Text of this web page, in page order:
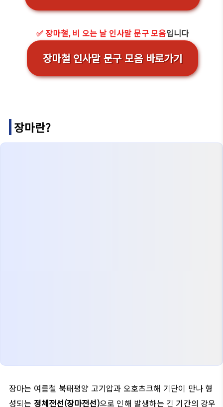
✅ 장마철, 비 오는 날 인사말 문구 모음입니다
장마철 인사말 문구 모음 바로가기
장마란?
장마는 여름철 북태평양 고기압과 오호츠크해 기단이 만나 형
성되는 정체전선(장마전선)으로 인해 발생하는 긴 기간의 강우